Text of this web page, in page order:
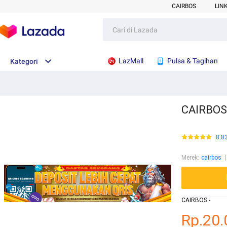
CAIRBOS
Kategori LazMall Pulsa & Tagihan
Merek: cairbos
CAIRBOS -